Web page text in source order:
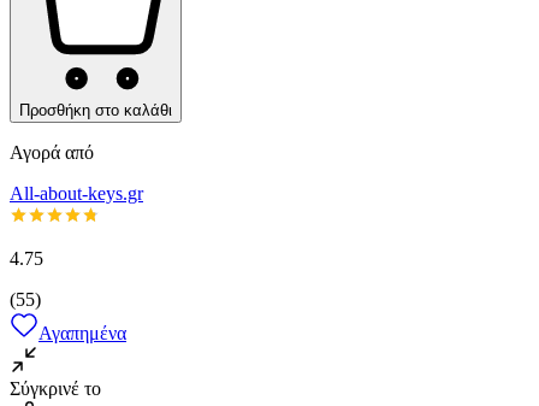
Προσθήκη στο καλάθι
Αγορά από
All-about-keys.gr
4.75
(55)
Αγαπημένα
Σύγκρινέ το